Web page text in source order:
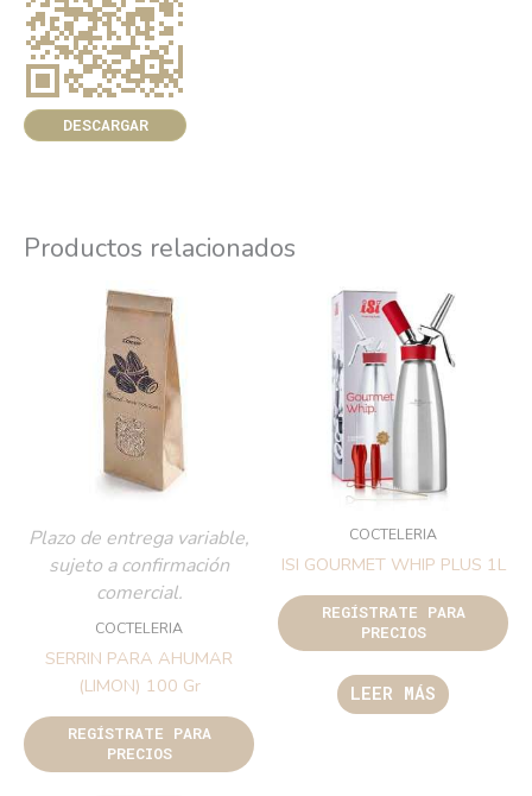
DESCARGAR
Productos relacionados
Plazo de entrega variable,
sujeto a confirmación
comercial.
COCTELERIA
SERRIN PARA AHUMAR
(LIMON) 100 Gr
REGÍSTRATE PARA
PRECIOS
COCTELERIA
ISI GOURMET WHIP PLUS 1L
REGÍSTRATE PARA
PRECIOS
LEER MÁS